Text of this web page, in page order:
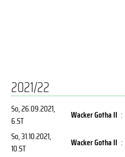
2021/22
So, 26.09.2021,
6.ST
Wacker Gotha II :
So, 31.10.2021,
10.ST
Wacker Gotha II :